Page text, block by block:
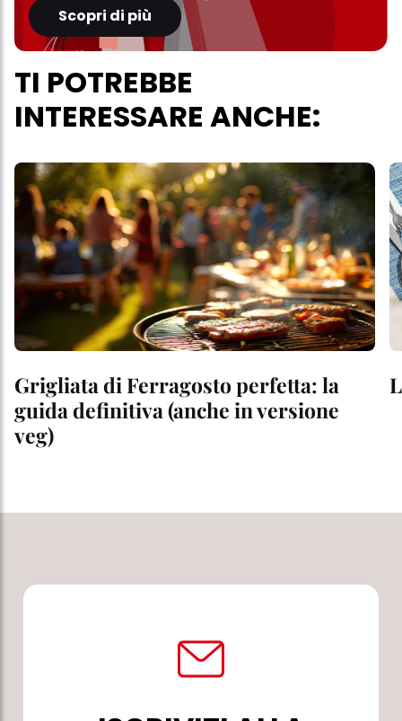
Scopri di più
TI POTREBBE
INTERESSARE ANCHE:
Grigliata di Ferragosto perfetta: la
guida definitiva (anche in versione
veg)